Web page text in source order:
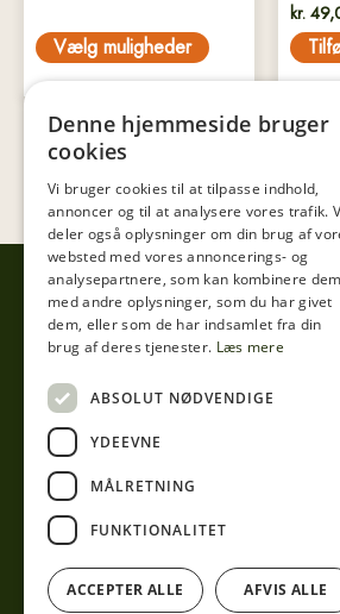
Vælg muligheder
kr.
Tibberup Høkeren
Information
Praktisk info
Få seneste nyt
Følg med her
Denne hjemmeside bruger
cookies
Vi bruger cookies til at tilpasse indhold,
annoncer og til at analysere vores trafik.
deler også oplysninger om din brug af
websted med vores annoncerings- og
analysepartnere, som kan kombinere dem
med andre oplysninger, som du har givet
dem, eller som de har indsamlet fra din
brug af deres tjenester. Læs mere
ABSOLUT NØDVENDIGE
YDEEVNE
MÅLRETNING
FUNKTIONALITET
ACCEPTER ALLE AFVIS ALLE